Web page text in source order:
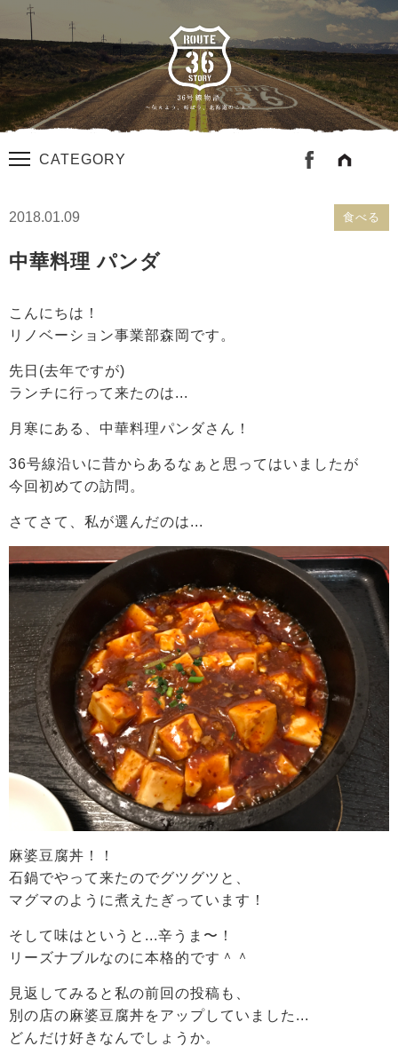
CATEGORY
2018.01.09 食べる
中華料理 パンダ
こんにちは！
リノベーション事業部森岡です。
先日(去年ですが)
ランチに行って来たのは...
月寒にある、中華料理パンダさん！
36号線沿いに昔からあるなぁと思ってはいましたが
今回初めての訪問。
さてさて、私が選んだのは...
麻婆豆腐丼！！
石鍋でやって来たのでグツグツと、
マグマのように煮えたぎっています！
そして味はというと...辛うま〜！
リーズナブルなのに本格的です＾＾
見返してみると私の前回の投稿も、
別の店の麻婆豆腐丼をアップしていました...
どんだけ好きなんでしょうか。